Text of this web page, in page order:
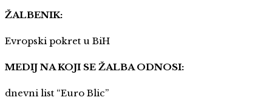
ŽALBENIK:
Evropski pokret u BiH
MEDIJ NA KOJI SE ŽALBA ODNOSI:
dnevni list “Euro Blic”